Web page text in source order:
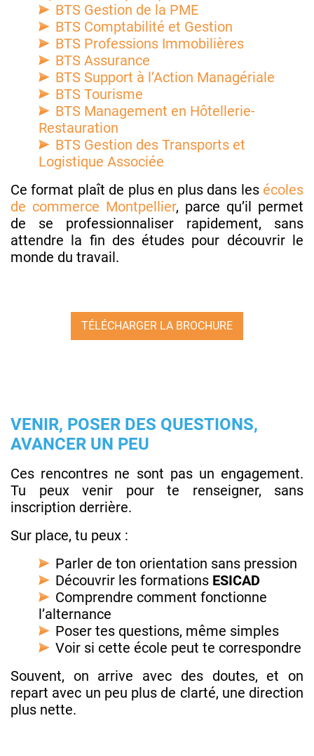
BTS Gestion de la PME
BTS Comptabilité et Gestion
BTS Professions Immobilières
BTS Assurance
BTS Support à l’Action Managériale
BTS Tourisme
BTS Management en Hôtellerie-
Restauration
BTS Gestion des Transports et
Logistique Associée
Ce format plaît de plus en plus dans les écoles
de commerce Montpellier, parce qu’il permet
de se professionnaliser rapidement, sans
attendre la fin des études pour découvrir le
monde du travail.
TÉLÉCHARGER LA BROCHURE
VENIR, POSER DES QUESTIONS,
AVANCER UN PEU
Ces rencontres ne sont pas un engagement.
Tu peux venir pour te renseigner, sans
inscription derrière.
Sur place, tu peux :
Parler de ton orientation sans pression
Découvrir les formations ESICAD
Comprendre comment fonctionne
l’alternance
Poser tes questions, même simples
Voir si cette école peut te correspondre
Souvent, on arrive avec des doutes, et on
repart avec un peu plus de clarté, une direction
plus nette.